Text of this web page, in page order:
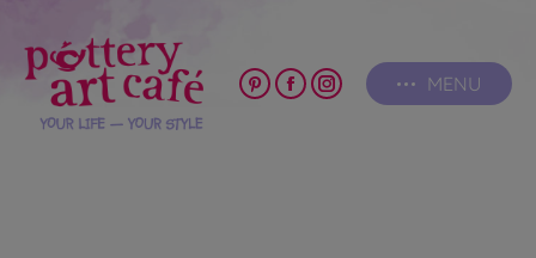
MENU
PinterestFacebook
Instagram